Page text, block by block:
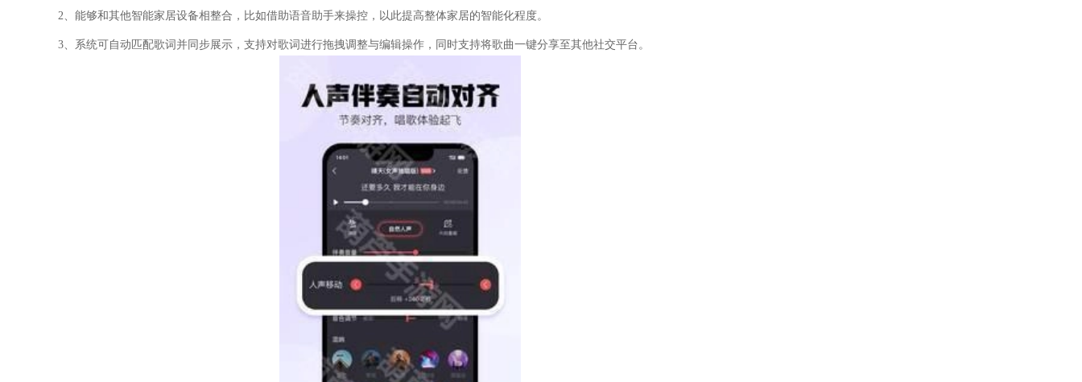
2、能够和其他智能家居设备相整合，比如借助语音助手来操控，以此提高整体家居的智能化程度。
3、系统可自动匹配歌词并同步展示，支持对歌词进行拖拽调整与编辑操作，同时支持将歌曲一键分享至其他社交平台。